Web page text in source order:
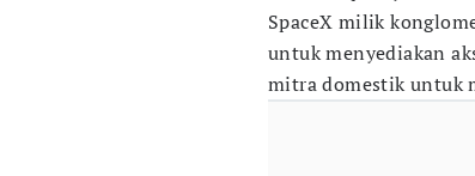
SpaceX milik
untuk menyediakan
mitra domestik untuk